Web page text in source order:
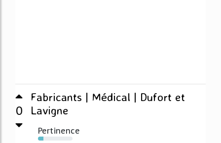
0
Fabricants | Médical | Dufort et
Lavigne
Pertinence